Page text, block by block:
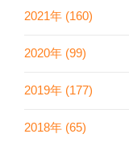
2021年 (160)
2020年 (99)
2019年 (177)
2018年 (65)